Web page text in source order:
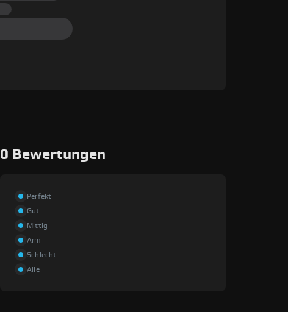
0 Bewertungen
Perfekt
Gut
Mittig
Arm
Schlecht
Alle